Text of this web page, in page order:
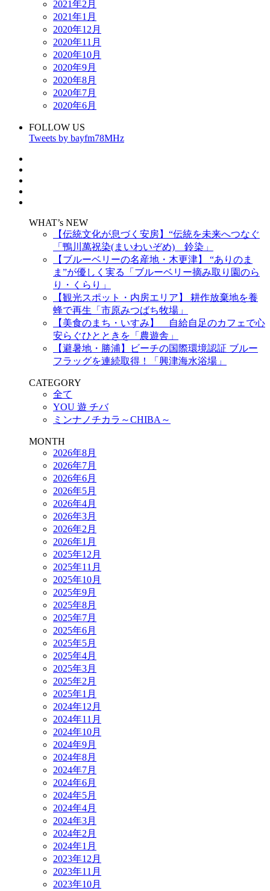
2021年2月
2021年1月
2020年12月
2020年11月
2020年10月
2020年9月
2020年8月
2020年7月
2020年6月
FOLLOW US
Tweets by bayfm78MHz
WHAT’s NEW
【伝統文化が息づく安房】“伝統を未来へつなぐ
「鴨川萬祝染(まいわいぞめ) 鈴染」
【ブルーベリーの名産地・木更津】 “ありのま
ま”が優しく実る「ブルーベリー摘み取り園のら
り・くらり」
【観光スポット・内房エリア】 耕作放棄地を養
蜂で再生「市原みつばち牧場」
【美食のまち・いすみ】 自給自足のカフェで心
安らぐひとときを「農遊舎」
【避暑地・勝浦】ビーチの国際環境認証 ブルー
フラッグを連続取得！「興津海水浴場」
CATEGORY
全て
YOU 遊 チバ
ミンナノチカラ～CHIBA～
MONTH
2026年8月
2026年7月
2026年6月
2026年5月
2026年4月
2026年3月
2026年2月
2026年1月
2025年12月
2025年11月
2025年10月
2025年9月
2025年8月
2025年7月
2025年6月
2025年5月
2025年4月
2025年3月
2025年2月
2025年1月
2024年12月
2024年11月
2024年10月
2024年9月
2024年8月
2024年7月
2024年6月
2024年5月
2024年4月
2024年3月
2024年2月
2024年1月
2023年12月
2023年11月
2023年10月